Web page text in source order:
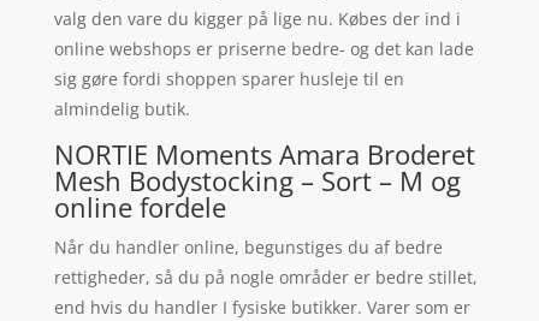
valg den vare du kigger på lige nu. Købes der ind i
online webshops er priserne bedre- og det kan lade
sig gøre fordi shoppen sparer husleje til en
almindelig butik.
NORTIE Moments Amara Broderet
Mesh Bodystocking – Sort – M og
online fordele
Når du handler online, begunstiges du af bedre
rettigheder, så du på nogle områder er bedre stillet,
end hvis du handler I fysiske butikker. Varer som er